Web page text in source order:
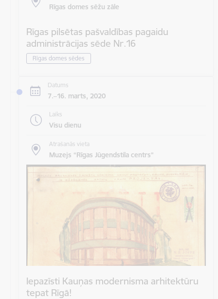
Rīgas domes sēžu zāle
Rīgas pilsētas pašvaldības pagaidu
administrācijas sēde Nr.16
Rīgas domes sēdes
Datums
7.–16. marts, 2020
Laiks
Visu dienu
Atrašanās vieta
Muzejs “Rīgas Jūgendstila centrs”
Iepazīsti Kauņas modernisma arhitektūru
tepat Rīgā!